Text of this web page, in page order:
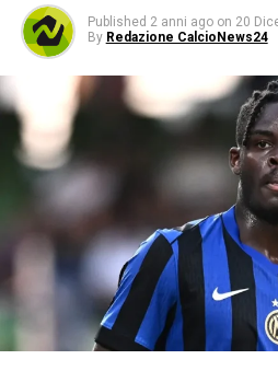
Published 2 anni ago on 20
By Redazione CalcioNews24